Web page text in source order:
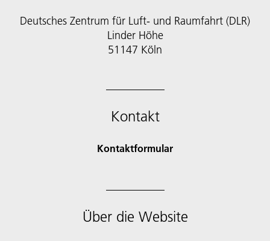
Deutsches Zentrum für Luft- und Raumfahrt (DLR)
Linder Höhe
51147 Köln
Kontakt
Kontaktformular
Über die Website